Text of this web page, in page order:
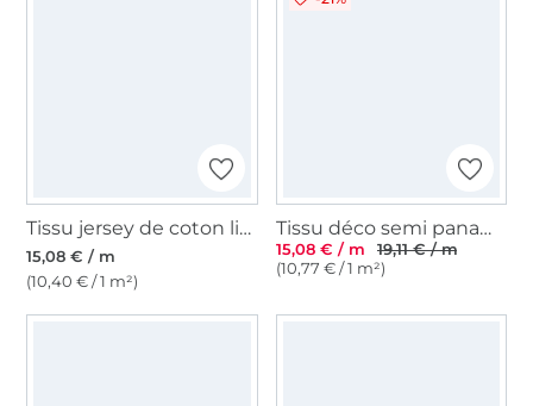
Tissu jersey de coton little wiener dog, sable
15,08 € / m
(10,40 € / 1 m²)
Tissu déco semi panama chiens Cute Dogs, impression numérique
15,08 € / m
19,11 € / m
(10,77 € / 1 m²)